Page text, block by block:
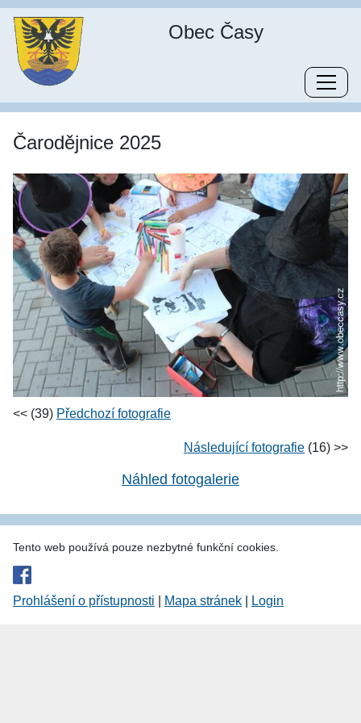
Obec Časy
Čarodějnice 2025
<< (39) Předchozí fotografie
Následující fotografie (16) >>
Náhled fotogalerie
Tento web používá pouze nezbytné funkční cookies.
Prohlášení o přístupnosti Mapa stránek Login